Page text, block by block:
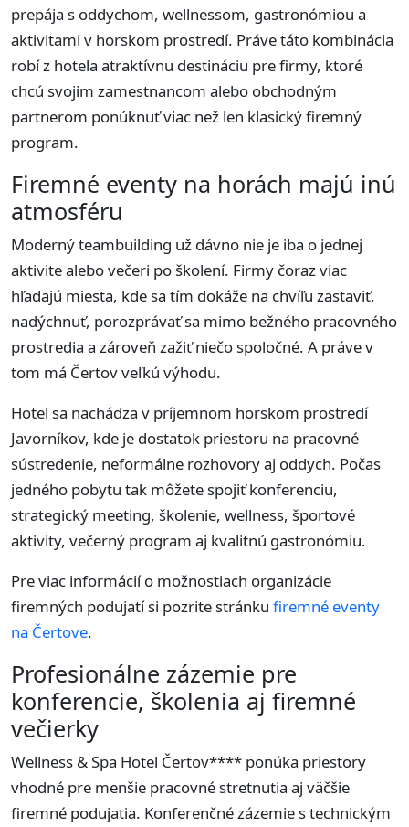
prepája s oddychom, wellnessom, gastronómiou a
aktivitami v horskom prostredí. Práve táto kombinácia
robí z hotela atraktívnu destináciu pre firmy, ktoré
chcú svojim zamestnancom alebo obchodným
partnerom ponúknuť viac než len klasický firemný
program.
Firemné eventy na horách majú inú
atmosféru
Moderný teambuilding už dávno nie je iba o jednej
aktivite alebo večeri po školení. Firmy čoraz viac
hľadajú miesta, kde sa tím dokáže na chvíľu zastaviť,
nadýchnuť, porozprávať sa mimo bežného pracovného
prostredia a zároveň zažiť niečo spoločné. A práve v
tom má Čertov veľkú výhodu.
Hotel sa nachádza v príjemnom horskom prostredí
Javorníkov, kde je dostatok priestoru na pracovné
sústredenie, neformálne rozhovory aj oddych. Počas
jedného pobytu tak môžete spojiť konferenciu,
strategický meeting, školenie, wellness, športové
aktivity, večerný program aj kvalitnú gastronómiu.
Pre viac informácií o možnostiach organizácie
firemných podujatí si pozrite stránku firemné eventy
na Čertove.
Profesionálne zázemie pre
konferencie, školenia aj firemné
večierky
Wellness & Spa Hotel Čertov**** ponúka priestory
vhodné pre menšie pracovné stretnutia aj väčšie
firemné podujatia. Konferenčné zázemie s technickým